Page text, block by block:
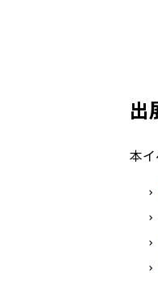
出
本